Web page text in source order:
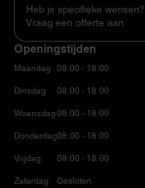
Heb je specifieke wensen?
Vraag een offerte aan
Openingstijden
Maandag
Dinsdag
Woensdag
Donderdag
Vrijdag
Zaterdag
08:00 - 18:00
08:00 - 18:00
08:00 - 18:00
08:00 - 18:00
08:00 - 18:00
Gesloten